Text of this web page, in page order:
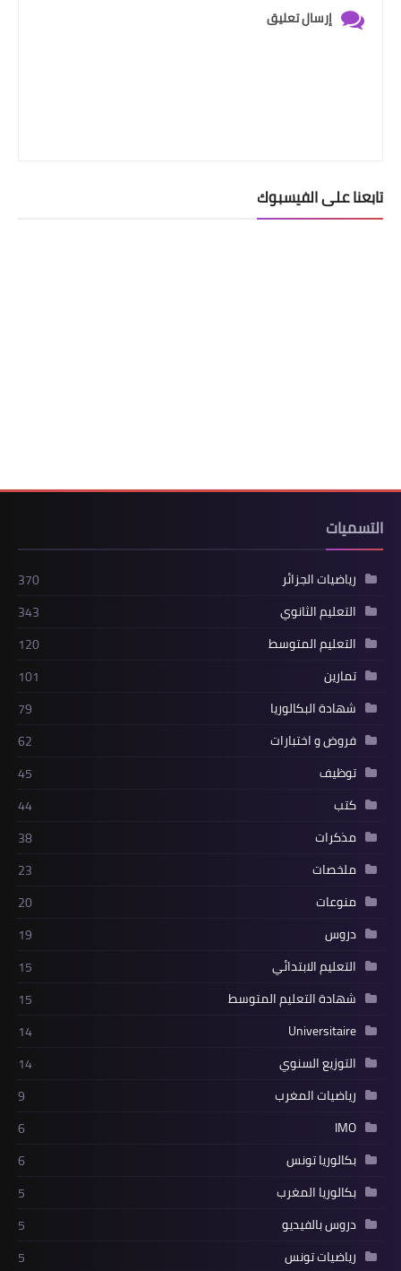
إرسال تعليق
تابعنا على الفيسبوك
التسميات
رياضيات الجزائر
370
التعليم الثانوي
343
التعليم المتوسط
120
تمارين
101
شهادة البكالوريا
79
فروض و اختبارات
62
توظيف
45
كتب
44
مذكرات
38
ملخصات
23
منوعات
20
دروس
19
التعليم الابتدائي
15
شهادة التعليم المتوسط
15
Universitaire
14
التوزيع السنوي
14
رياضيات المغرب
9
IMO
6
بكالوريا تونس
6
بكالوريا المغرب
5
دروس بالفيديو
5
رياضيات تونس
5